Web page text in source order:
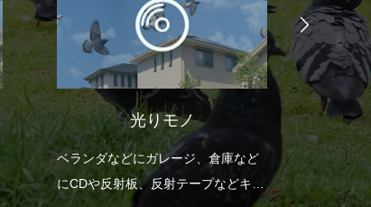
超音波･警告音
ベランダや庭などに設置して鳥を感
知すると自動で超音波や警告音・フ
防鳥用
取り付